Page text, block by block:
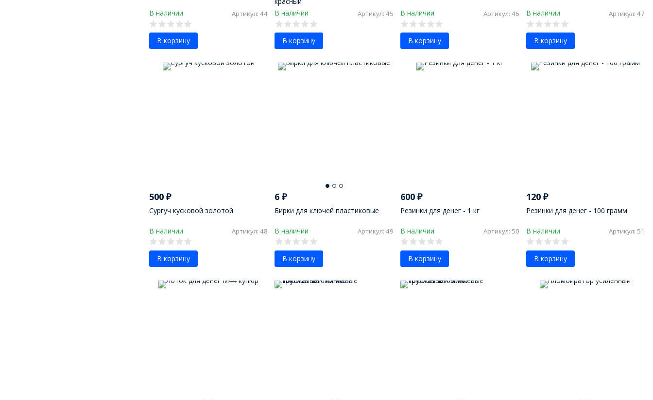
В наличии Артикул: 44
В корзину
В наличии
Артикул: 45
В корзину
В наличии Артикул: 46
В корзину
В наличии Артикул: 47
В корзину
500 ₽
Сургуч кусковой золотой
В наличии Артикул: 48
В корзину
6₽
Бирки для ключей пластиковые
В наличии Артикул: 49
В корзину
600 ₽
Резинки для денег - 1 кг
В наличии Артикул: 50
В корзину
120 ₽
Резинки для денег - 100 грамм
В наличии Артикул: 51
В корзину